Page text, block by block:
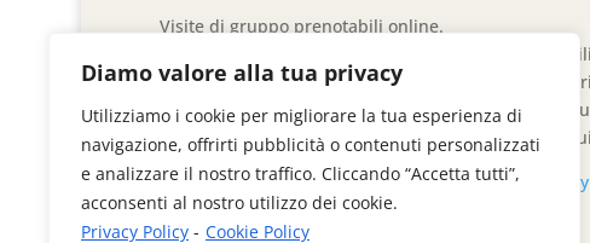
Diamo valore alla tua privacy
Utilizziamo i cookie per migliorare la tua esperienza di
navigazione, offrirti pubblicità o contenuti personalizzati
e analizzare il nostro traffico. Cliccando “Accetta tutti”,
acconsenti al nostro utilizzo dei cookie.
Privacy Policy - Cookie Policy
Visite di gruppo prenotabili online.
Pacchetti per visitatori individuali con orari
Visite “su misura” con scelta di edificio, giorno e
Le visite sono in italiano, con possibilità di altre
Prenotare in anticipo consente un’esperienza più
L’articoloArt Nouveau Week, la settimana del
SassiLive.